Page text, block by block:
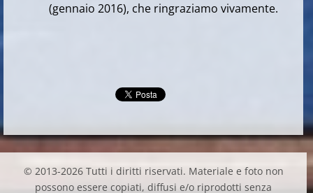
(gennaio 2016), che ringraziamo vivamente.
© 2013-2026 Tutti i diritti riservati. Materiale e foto non
possono essere copiati, diffusi e/o riprodotti senza